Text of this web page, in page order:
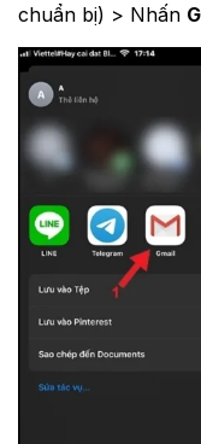
chuẩn bị) > Nhấn